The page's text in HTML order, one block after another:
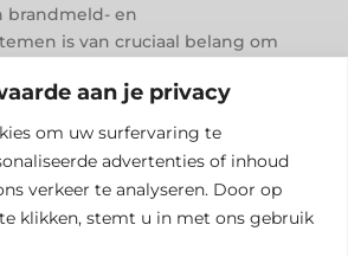
aan je privacy
om uw surfervaring te
advertenties of inhoud
verkeer te analyseren. Door op
klikken, stemt u in met ons gebruik
brandmeld- en
is van cruciaal belang om
van een noodsituatie.
helpen bij het
oplossen van mogelijke
ze leiden tot storingen of